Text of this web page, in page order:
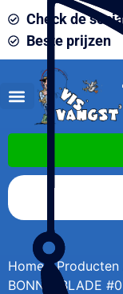
Check de
Beste prijzen
Home/Producten
BONNIE BLADE